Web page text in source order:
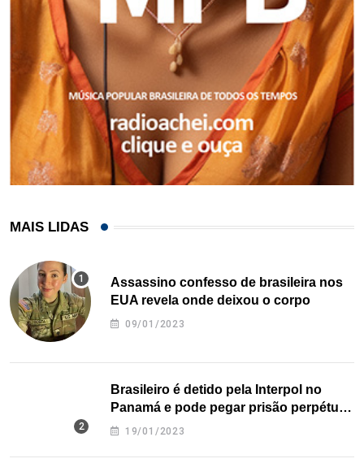
MAIS LIDAS
Assassino confesso de brasileira nos
EUA revela onde deixou o corpo
09/01/2023
Brasileiro é detido pela Interpol no
Panamá e pode pegar prisão perpétua
nos EUA
19/01/2023